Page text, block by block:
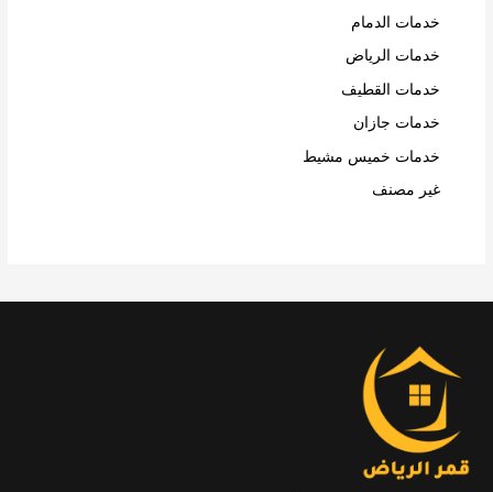
خدمات الدمام
خدمات الرياض
خدمات القطيف
خدمات جازان
خدمات خميس مشيط
غير مصنف